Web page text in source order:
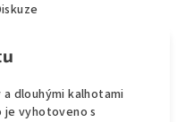
dlouhými kalhotami
je vyhotoveno s